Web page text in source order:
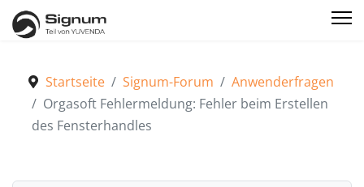
Startseite Signum-Forum
Anwenderfragen
Orgasoft Fehlermeldung: Fehler beim Erstellen
des Fensterhandles